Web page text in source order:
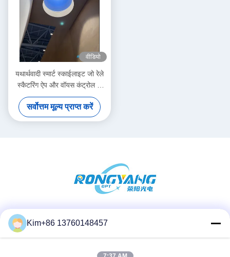
वीडियो
यथार्थवादी स्मार्ट स्काईलाइट जो रेले
स्कैटरिंग ऐप और वॉयस कंट्रोल के
साथ डेलाइट का अनुकरण करता है
100VAC-240VAC इलेक्ट्रिक
वोल्टेज
सर्वोत्तम मूल्य प्राप्त करें
सोशल मीडिया
Kim+86 13760148457